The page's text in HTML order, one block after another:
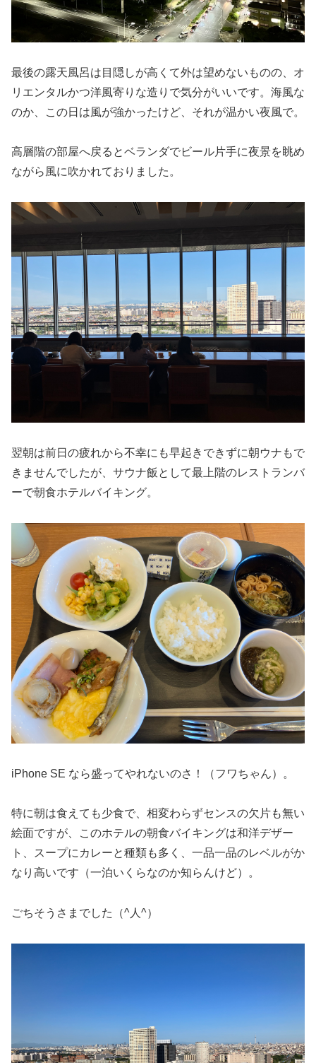
最後の露天風呂は目隠しが高くて外は望めないものの、オ
リエンタルかつ洋風寄りな造りで気分がいいです。海風な
のか、この日は風が強かったけど、それが温かい夜風で。
高層階の部屋へ戻るとベランダでビール片手に夜景を眺め
ながら風に吹かれておりました。
翌朝は前日の疲れから不幸にも早起きできずに朝ウナもで
きませんでしたが、サウナ飯として最上階のレストランバ
ーで朝食ホテルバイキング。
iPhone SE なら盛ってやれないのさ！（フワちゃん）。
特に朝は食えても少食で、相変わらずセンスの欠片も無い
絵面ですが、このホテルの朝食バイキングは和洋デザー
ト、スープにカレーと種類も多く、一品一品のレベルがか
なり高いです（一泊いくらなのか知らんけど）。
ごちそうさまでした（^人^）